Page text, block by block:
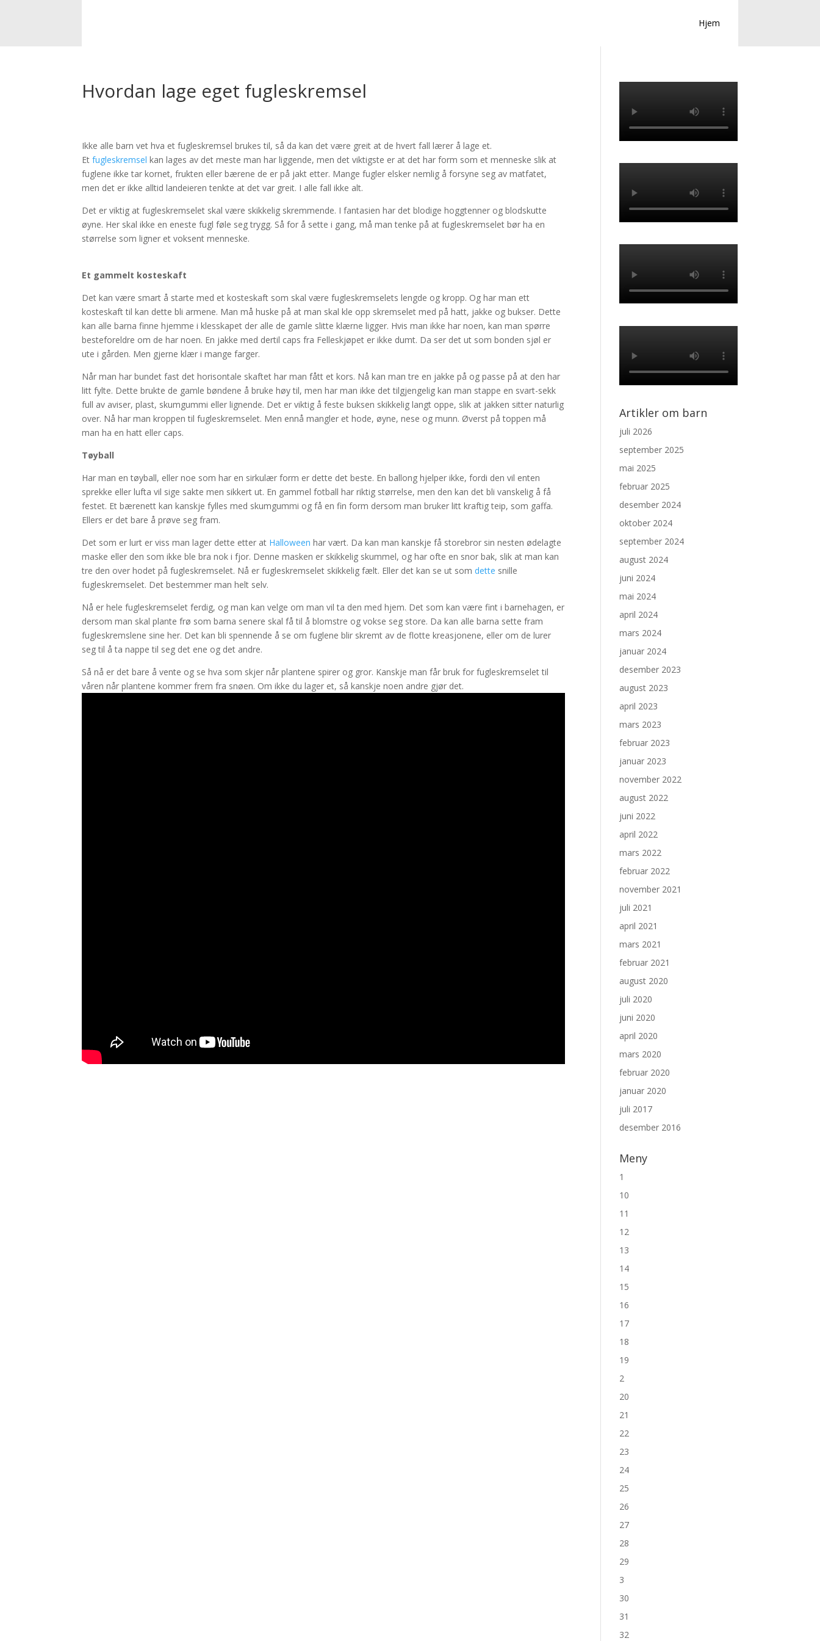
Hjem
Hvordan lage eget fugleskremsel
Ikke alle barn vet hva et fugleskremsel brukes til, så da kan det være greit at de hvert fall lærer å lage et.
Etfugleskremsel kan lages av det meste man har liggende, men det viktigste er at det har form som et menneske slik at
fuglene ikke tar kornet, frukten eller bærene de er på jakt etter. Mange fugler elsker nemlig å forsyne seg av matfatet,
men det er ikke alltid landeieren tenkte at det var greit. I alle fall ikke alt.
Det er viktig at fugleskremselet skal være skikkelig skremmende. I fantasien har det blodige hoggtenner og blodskutte
øyne. Her skal ikke en eneste fugl føle seg trygg. Så for å sette i gang, må man tenke på at fugleskremselet bør ha en
størrelse som ligner et voksent menneske.
Et gammelt kosteskaft
Det kan være smart å starte med et kosteskaft som skal være fugleskremselets lengde og kropp. Og har man ett
kosteskaft til kan dette bli armene. Man må huske på at man skal kle opp skremselet med på hatt, jakke og bukser. Dette
kan alle barna finne hjemme i klesskapet der alle de gamle slitte klærne ligger. Hvis man ikke har noen, kan man spørre
besteforeldre om de har noen. En jakke med dertil caps fra Felleskjøpet er ikke dumt. Da ser det ut som bonden sjøl er
ute i gården. Men gjerne klær i mange farger.
Når man har bundet fast det horisontale skaftet har man fått et kors. Nå kan man tre en jakke på og passe på at den har
litt fylte. Dette brukte de gamle bøndene å bruke høy til, men har man ikke det tilgjengelig kan man stappe en svart-sekk
full av aviser, plast, skumgummi eller lignende. Det er viktig å feste buksen skikkelig langt oppe, slik at jakken sitter naturlig
over. Nå har man kroppen til fugleskremselet. Men ennå mangler et hode, øyne, nese og munn. Øverst på toppen må
man ha en hatt eller caps.
Tøyball
Har man en tøyball, eller noe som har en sirkulær form er dette det beste. En ballong hjelper ikke, fordi den vil enten
sprekke eller lufta vil sige sakte men sikkert ut. En gammel fotball har riktig størrelse, men den kan det bli vanskelig å få
festet. Et bærenett kan kanskje fylles med skumgummi og få en fin form dersom man bruker litt kraftig teip, som gaffa.
Ellers er det bare å prøve seg fram.
Det som er lurt er viss man lager dette etter at Halloweenhar vært. Da kan man kanskje få storebror sin nesten ødelagte
maske eller den som ikke ble bra nok i fjor. Denne masken er skikkelig skummel, og har ofte en snor bak, slik at man kan
tre den over hodet på fugleskremselet. Nå er fugleskremselet skikkelig fælt. Eller det kan se ut somdette snille
fugleskremselet. Det bestemmer man helt selv.
Nå er hele fugleskremselet ferdig, og man kan velge om man vil ta den med hjem. Det som kan være fint i barnehagen, er
dersom man skal plante frø som barna senere skal få til å blomstre og vokse seg store. Da kan alle barna sette fram
fugleskremslene sine her. Det kan bli spennende å se om fuglene blir skremt av de flotte kreasjonene, eller om de lurer
seg til å ta nappe til seg det ene og det andre.
Så nå er det bare å vente og se hva som skjer når plantene spirer og gror. Kanskje man får bruk for fugleskremselet til
våren når plantene kommer frem fra snøen. Om ikke du lager et, så kanskje noen andre gjør det.
Artikler om barn
juli 2026
september 2025
mai 2025
februar 2025
desember 2024
oktober 2024
september 2024
august 2024
juni 2024
mai 2024
april 2024
mars 2024
januar 2024
desember 2023
august 2023
april 2023
mars 2023
februar 2023
januar 2023
november 2022
august 2022
juni 2022
april 2022
mars 2022
februar 2022
november 2021
juli 2021
april 2021
mars 2021
februar 2021
august 2020
juli 2020
juni 2020
april 2020
mars 2020
februar 2020
januar 2020
juli 2017
desember 2016
Meny
1
10
11
12
13
14
15
16
17
18
19
2
20
21
22
23
24
25
26
27
28
29
3
30
31
32